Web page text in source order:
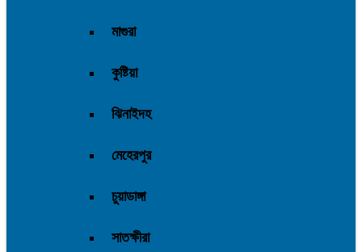
মাগুরা
কুষ্টিয়া
ঝিনাইদহ
মেহেরপুর
চুয়াডাঙ্গা
সাতক্ষীরা